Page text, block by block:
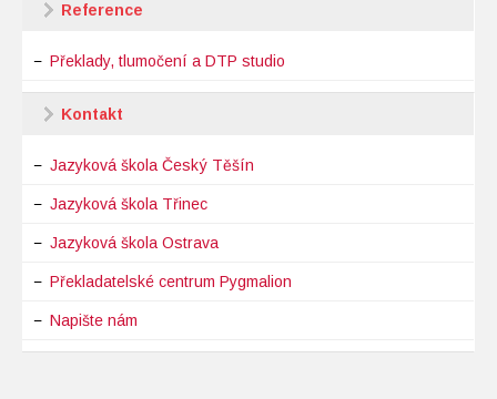
Reference
Překlady, tlumočení a DTP studio
Kontakt
Jazyková škola Český Těšín
Jazyková škola Třinec
Jazyková škola Ostrava
Překladatelské centrum Pygmalion
Napište nám